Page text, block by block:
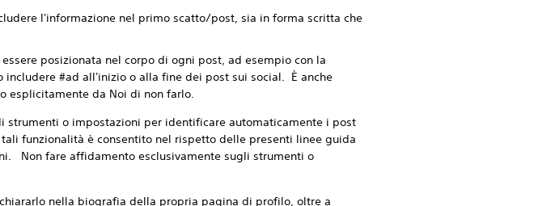
l'informazione nel primo scatto/post, sia in forma scritta che
posizionata nel corpo di ogni post, ad esempio con la
#ad all'inizio o alla fine dei post sui social. È anche
esplicitamente da Noi di non farlo.
o impostazioni per identificare automaticamente i post
funzionalità è consentito nel rispetto delle presenti linee guida
Non fare affidamento esclusivamente sugli strumenti o
nella biografia della propria pagina di profilo, oltre a